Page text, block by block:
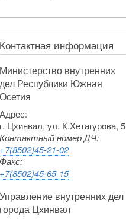
Контактная информация
Министерство внутренних
дел Республики Южная
Осетия
Адрес:
г. Цхинвал, ул. К.Хетагурова, 5
Контактный номер ДЧ:
+7(8502)45-21-02
Факс:
+7(8502)45-65-15
Управление внутренних дел
города Цхинвал